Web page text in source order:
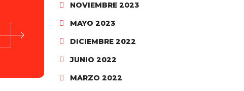
NOVIEMBRE 2023
MAYO 2023
DICIEMBRE 2022
JUNIO 2022
MARZO 2022